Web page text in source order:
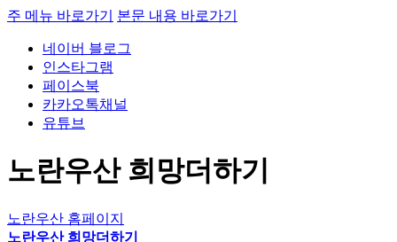
주 메뉴 바로가기 본문 내용 바로가기
네이버 블로그
인스타그램
페이스북
카카오톡채널
유튜브
노란우산 희망더하기
노란우산 홈페이지
노란우산 희망더하기